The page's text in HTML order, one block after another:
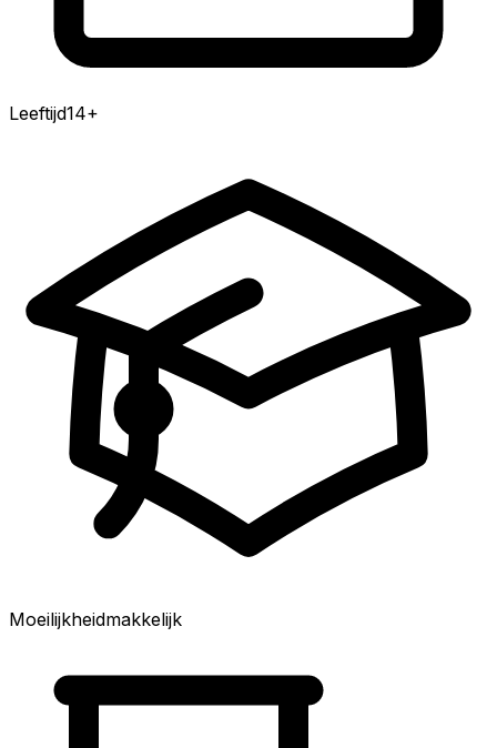
Leeftijd14+
Moeilijkheidmakkelijk